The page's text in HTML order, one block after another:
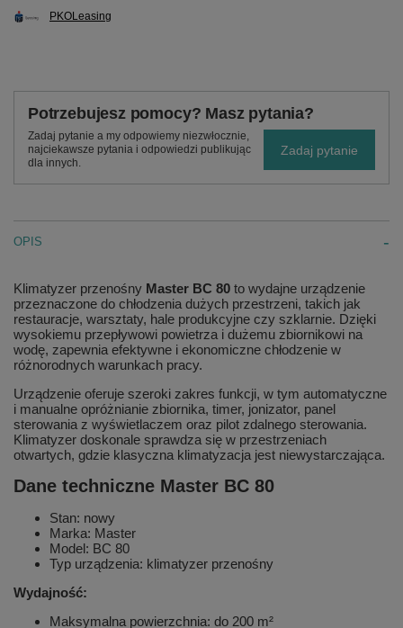
PKOLeasing
Potrzebujesz pomocy? Masz pytania?
Zadaj pytanie a my odpowiemy niezwłocznie,
najciekawsze pytania i odpowiedzi publikując
dla innych.
Zadaj pytanie
OPIS
Klimatyzer przenośny Master BC 80 to wydajne urządzenie
przeznaczone do chłodzenia dużych przestrzeni, takich jak
restauracje, warsztaty, hale produkcyjne czy szklarnie. Dzięki
wysokiemu przepływowi powietrza i dużemu zbiornikowi na
wodę, zapewnia efektywne i ekonomiczne chłodzenie w
różnorodnych warunkach pracy.
Urządzenie oferuje szeroki zakres funkcji, w tym automatyczne
i manualne opróżnianie zbiornika, timer, jonizator, panel
sterowania z wyświetlaczem oraz pilot zdalnego sterowania.
Klimatyzer doskonale sprawdza się w przestrzeniach
otwartych, gdzie klasyczna klimatyzacja jest niewystarczająca.
Dane techniczne Master BC 80
Stan: nowy
Marka: Master
Model: BC 80
Typ urządzenia: klimatyzer przenośny
Wydajność:
Maksymalna powierzchnia: do 200 m²